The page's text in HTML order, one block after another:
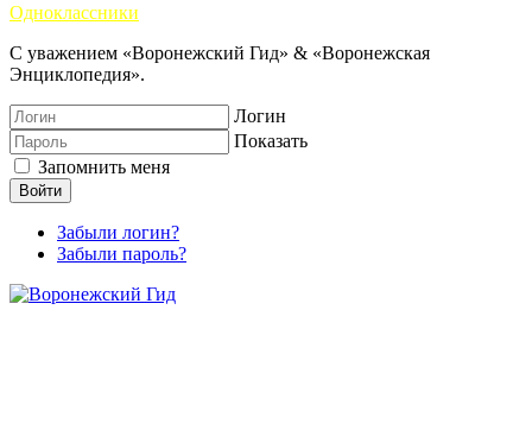
Одноклассники
С уважением «Воронежский Гид» & «Воронежская
Энциклопедия».
Логин
Показать
Запомнить меня
Войти
Забыли логин?
Забыли пароль?